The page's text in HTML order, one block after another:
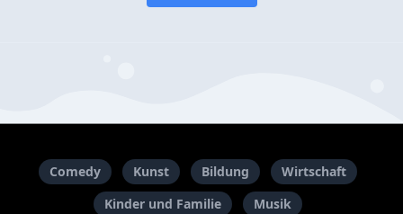
Comedy Kunst Bildung
Wirtschaft
Kinder und Familie
Musik